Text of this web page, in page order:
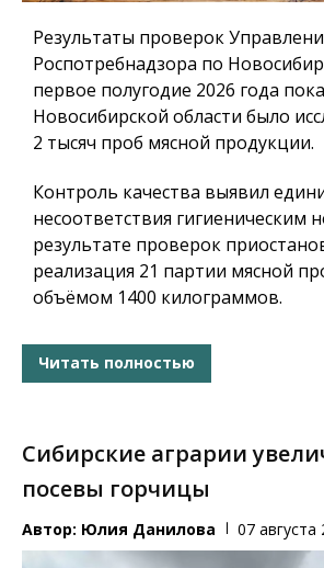
Результаты проверок
Роспотребнадзора по
первое полугодие 2026 года
Новосибирской области было
2 тысяч проб мясной продукции.
Контроль качества выявил
несоответствия гигиеническим
результате проверок
реализация 21 партии мясной
объёмом 1400 килограммов.
Читать полностью
Сибирские аграрии
посевы горчицы
Автор: Юлия Данилова 07 августа